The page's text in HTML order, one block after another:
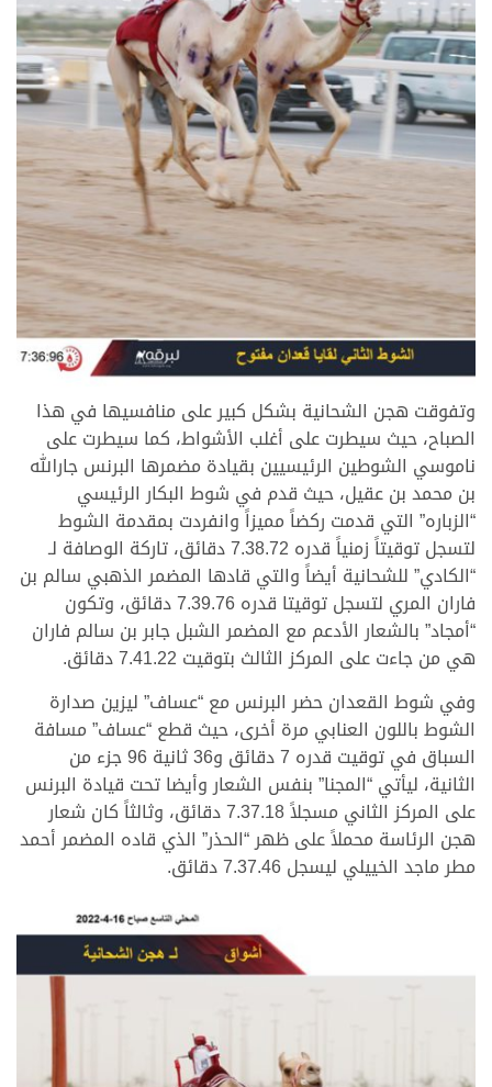
وتفوقت هجن الشحانية بشكل كبير على منافسيها في هذا
الصباح، حيث سيطرت على أغلب الأشواط، كما سيطرت على
ناموسي الشوطين الرئيسيين بقيادة مضمرها البرنس جارالله
بن محمد بن عقيل، حيث قدم في شوط البكار الرئيسي
“الزباره” التي قدمت ركضاً مميزاً وانفردت بمقدمة الشوط
لتسجل توقيتاً زمنياً قدره 7.38.72 دقائق، تاركة الوصافة لـ
“الكادي” للشحانية أيضاً والتي قادها المضمر الذهبي سالم بن
فاران المري لتسجل توقيتا قدره 7.39.76 دقائق، وتكون
“أمجاد” بالشعار الأدعم مع المضمر الشبل جابر بن سالم فاران
هي من جاءت على المركز الثالث بتوقيت 7.41.22 دقائق.
وفي شوط القعدان حضر البرنس مع “عساف” ليزين صدارة
الشوط باللون العنابي مرة أخرى، حيث قطع “عساف” مسافة
السباق في توقيت قدره 7 دقائق و36 ثانية 96 جزء من
الثانية، ليأتي “المجنا” بنفس الشعار وأيضا تحت قيادة البرنس
على المركز الثاني مسجلاً 7.37.18 دقائق، وثالثاً كان شعار
هجن الرئاسة محملاً على ظهر “الحذر” الذي قاده المضمر أحمد
مطر ماجد الخييلي ليسجل 7.37.46 دقائق.